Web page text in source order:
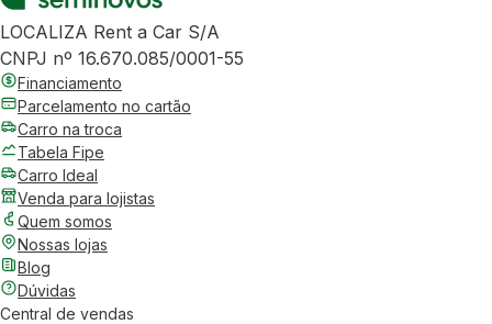
LOCALIZA Rent a Car S/A
CNPJ nº 16.670.085/0001-55
Financiamento
Parcelamento no cartão
Carro na troca
Tabela Fipe
Carro Ideal
Venda para lojistas
Quem somos
Nossas lojas
Blog
Dúvidas
Central de vendas